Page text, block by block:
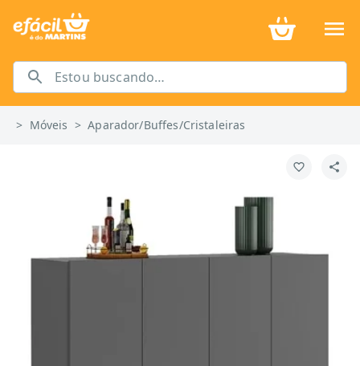
> Móveis >Aparador/Buffes/Cristaleiras